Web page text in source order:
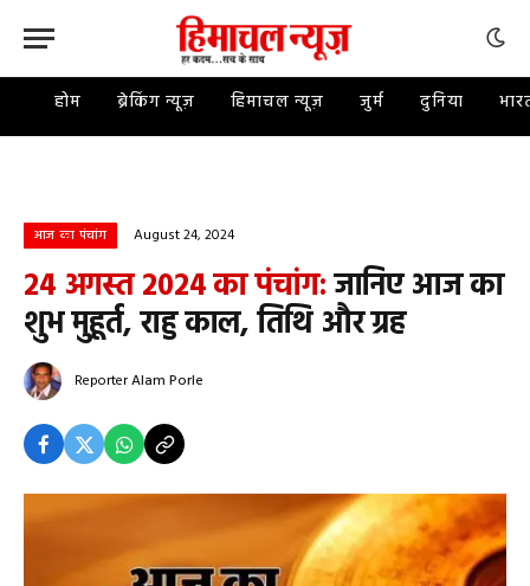
होम ब्रेकिंग न्यूज़ हिमाचल न्यूज़ जुर्म दुनिया
आज का पंचांग August 24, 2024
24 अगस्त 2024 का पंचांग:जानिए आज का
शुभ मुहूर्त, राहु काल, तिथि और ग्रह
ReporterAlam Porle